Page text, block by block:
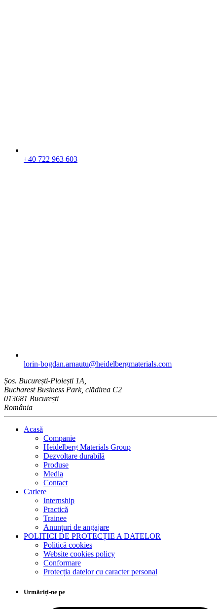
+40 722 963 603
lorin-bogdan.arnautu​@heidelbergmaterials.com
Șos. București-Ploiești 1A,
Bucharest Business Park, clădirea C2
013681 București
România
Acasă
Companie
Heidelberg Materials Group
Dezvoltare durabilă
Produse
Media
Contact
Cariere
Internship
Practică
Trainee
Anunțuri de angajare
POLITICI DE PROTECȚIE A DATELOR
Politică cookies
Website cookies policy
Conformare
Protecția datelor cu caracter personal
Urmăriți-ne pe